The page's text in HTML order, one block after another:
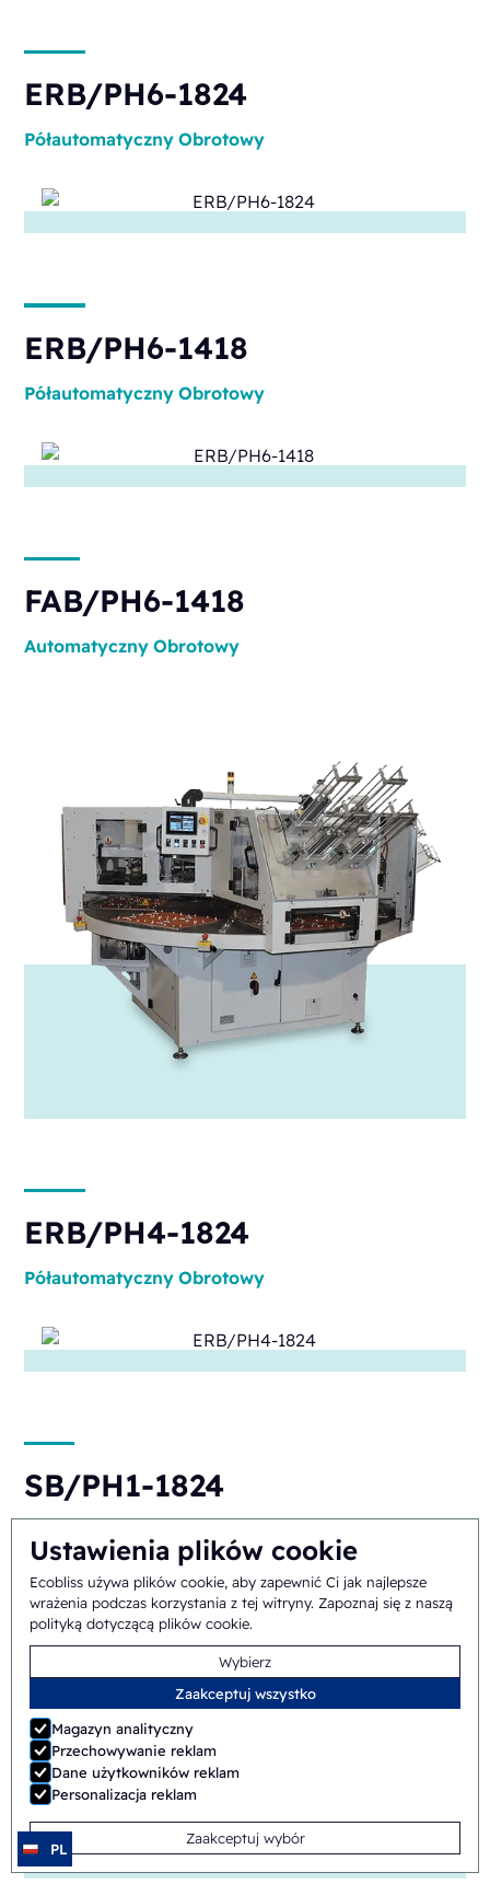
Ustawienia plików cookie
Ecobliss używa plików cookie, aby zapewnić Ci jak najlepsze
wrażenia podczas korzystania z tej witryny. Zapoznaj się z naszą
polityką dotyczącą plików cookie.
Wybierz
Zaakceptuj wszystko
Magazyn analityczny
Przechowywanie reklam
Dane użytkowników reklam
Personalizacja reklam
Zaakceptuj wybór
ERB/PH6-1824
Półautomatyczny Obrotowy
ERB/PH6-1418
Półautomatyczny Obrotowy
FAB/PH6-1418
Automatyczny Obrotowy
ERB/PH4-1824
Półautomatyczny Obrotowy
SB/PH1-1824
ERB/PH4-1418
Półautomatyczny Obrotowy
PL